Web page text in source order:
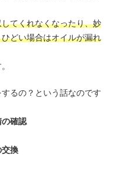
てくれなくなったり、妙
どい場合はオイルが漏れ
るの？という話なのです
の確認
交換